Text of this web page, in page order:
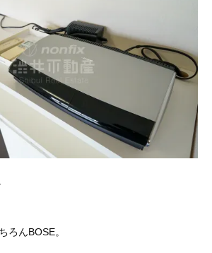
ろんBOSE。